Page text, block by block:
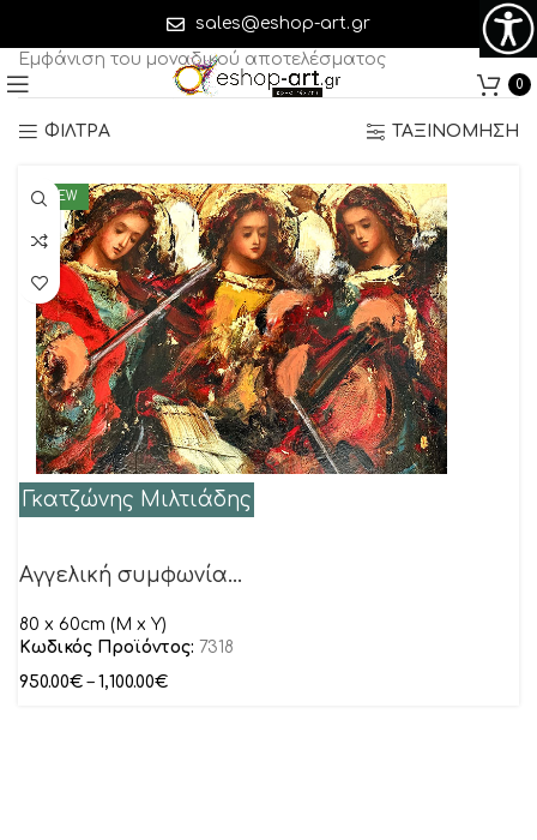
sales@eshop-art.gr
0
Γκατζώνης Μιλτιάδης
Εμφάνιση του μοναδικού αποτελέσματος
ΦΙΛΤΡΑ ΤΑΞΙΝΟΜΗΣΗ
NEW
Γκατζώνης Μιλτιάδης
Αγγελική συμφωνία…
80 x 60cm (M x Y)
Κωδικός Προϊόντος: 7318
950.00€ – 1,100.00€